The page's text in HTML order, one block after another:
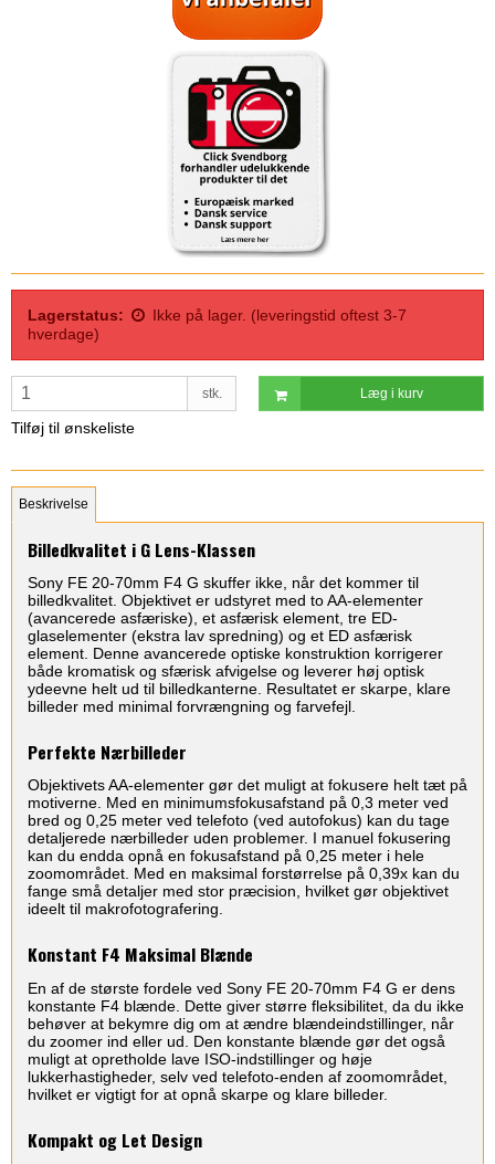
Lagerstatus:
Ikke på lager. (leveringstid oftest 3-7
hverdage)
stk. Læg i kurv
Tilføj til ønskeliste
Beskrivelse
Billedkvalitet i G Lens-Klassen
Sony FE 20-70mm F4 G skuffer ikke, når det kommer til
billedkvalitet. Objektivet er udstyret med to AA-elementer
(avancerede asfæriske), et asfærisk element, tre ED-
glaselementer (ekstra lav spredning) og et ED asfærisk
element. Denne avancerede optiske konstruktion korrigerer
både kromatisk og sfærisk afvigelse og leverer høj optisk
ydeevne helt ud til billedkanterne. Resultatet er skarpe, klare
billeder med minimal forvrængning og farvefejl.
Perfekte Nærbilleder
Objektivets AA-elementer gør det muligt at fokusere helt tæt på
motiverne. Med en minimumsfokusafstand på 0,3 meter ved
bred og 0,25 meter ved telefoto (ved autofokus) kan du tage
detaljerede nærbilleder uden problemer. I manuel fokusering
kan du endda opnå en fokusafstand på 0,25 meter i hele
zoomområdet. Med en maksimal forstørrelse på 0,39x kan du
fange små detaljer med stor præcision, hvilket gør objektivet
ideelt til makrofotografering.
Konstant F4 Maksimal Blænde
En af de største fordele ved Sony FE 20-70mm F4 G er dens
konstante F4 blænde. Dette giver større fleksibilitet, da du ikke
behøver at bekymre dig om at ændre blændeindstillinger, når
du zoomer ind eller ud. Den konstante blænde gør det også
muligt at opretholde lave ISO-indstillinger og høje
lukkerhastigheder, selv ved telefoto-enden af zoomområdet,
hvilket er vigtigt for at opnå skarpe og klare billeder.
Kompakt og Let Design